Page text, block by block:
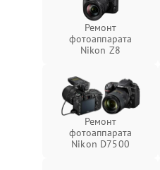
Ремонт
фотоаппарата
Nikon Z8
Ремонт
фотоаппарата
Nikon D7500